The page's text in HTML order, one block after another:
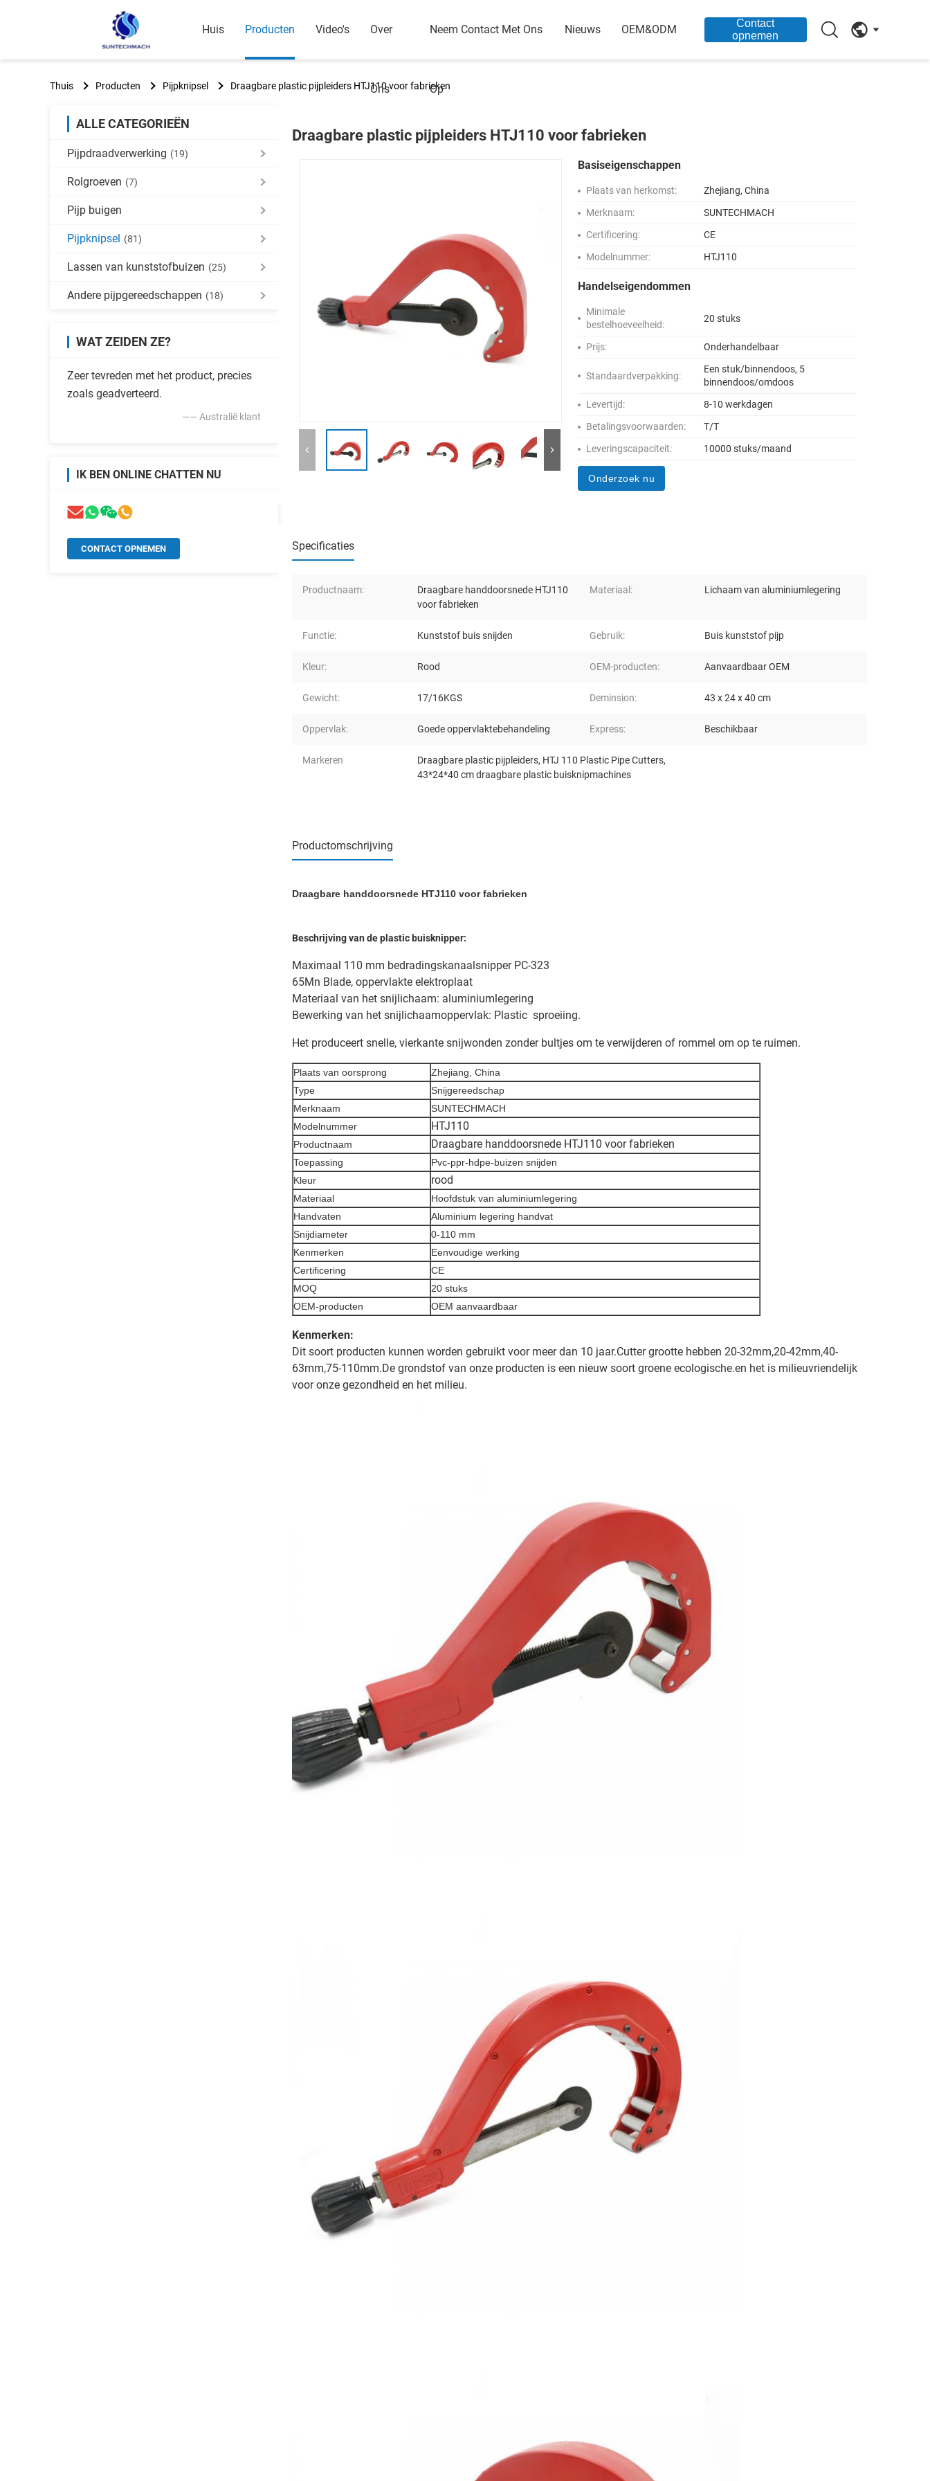
Huis Producten Video's Over
Ons
Neem Contact Met Ons
Op
Nieuws OEM&ODM
Contact
opnemen
Thuis Producten Pijpknipsel Draagbare plastic pijpleiders HTJ110 voor fabrieken
ALLE CATEGORIEËN
Pijpdraadverwerking (19)
Rolgroeven (7)
Pijp buigen
Pijpknipsel (81)
Lassen van kunststofbuizen (25)
Andere pijpgereedschappen (18)
WAT ZEIDEN ZE?
Zeer tevreden met het product, precies
zoals geadverteerd.
—— Australië klant
IK BEN ONLINE CHATTEN NU
CONTACT OPNEMEN
Draagbare plastic pijpleiders HTJ110 voor fabrieken
Basiseigenschappen
Plaats van herkomst:
Zhejiang, China
Merknaam:
SUNTECHMACH
Certificering:
CE
Modelnummer:
HTJ110
Handelseigendommen
Minimale
bestelhoeveelheid:
20 stuks
Prijs: Onderhandelbaar
Standaardverpakking:
Een stuk/binnendoos, 5
binnendoos/omdoos
Levertijd:
8-10 werkdagen
Betalingsvoorwaarden:
T/T
Leveringscapaciteit:
10000 stuks/maand
Onderzoek nu
Specificaties
Productnaam:
Draagbare handdoorsnede HTJ110
voor fabrieken
Materiaal: Lichaam van aluminiumlegering
Functie: Kunststof buis snijden Gebruik: Buis kunststof pijp
Kleur: Rood OEM-producten: Aanvaardbaar OEM
Gewicht: 17/16KGS Deminsion: 43 x 24 x 40 cm
Oppervlak: Goede oppervlaktebehandeling Express: Beschikbaar
Markeren Draagbare plastic pijpleiders, HTJ 110 Plastic Pipe Cutters,
43*24*40 cm draagbare plastic buisknipmachines
Productomschrijving
Draagbare handdoorsnede HTJ110 voor fabrieken
Beschrijving van de plastic buisknipper:
Maximaal 110 mm bedradingskanaalsnipper PC-323
65Mn Blade, oppervlakte elektroplaat
Materiaal van het snijlichaam: aluminiumlegering
Bewerking van het snijlichaamoppervlak: Plastic ️ sproeiing.
Het produceert snelle, vierkante snijwonden zonder bultjes om te verwijderen of rommel om op te ruimen.
Plaats van oorsprong
Zhejiang, China
Type
Snijgereedschap
Merknaam
SUNTECHMACH
Modelnummer
HTJ110
Productnaam Draagbare handdoorsnede HTJ110 voor fabrieken
Toepassing
Pvc-ppr-hdpe-buizen snijden
Kleur
rood
Materiaal
Hoofdstuk van aluminiumlegering
Handvaten
Aluminium legering handvat
Snijdiameter
0-110 mm
Kenmerken
Eenvoudige werking
Certificering
CE
MOQ
20 stuks
OEM-producten
OEM aanvaardbaar
Kenmerken:
Dit soort producten kunnen worden gebruikt voor meer dan 10 jaar.Cutter grootte hebben 20-32mm,20-42mm,40-
63mm,75-110mm.De grondstof van onze producten is een nieuw soort groene ecologische.en het is milieuvriendelijk
voor onze gezondheid en het milieu.